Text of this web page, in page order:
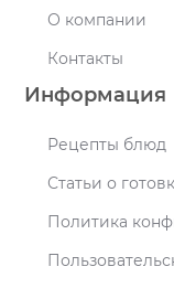
О компании
Контакты
Информация
Рецепты блюд
Статьи о
Политика